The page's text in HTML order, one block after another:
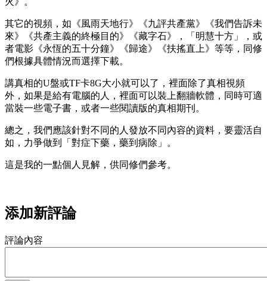
其它的視頻，如《風雨天地行》《九評共產黨》《我們告訴未
來》《共產主義的終極目的》《藏字石》，「明慧十方」，或
者電影《永恆的五十分鐘》《歸途》《扶搖直上》等等，同修
們根據具體情況而選擇下載。
講真相的U盤或TF卡8G大小就可以了，裡面除了真相視頻
外，如果是給有電腦的人，裡面可以裝上翻牆軟體，同時可適
當裝一些電子書，或者一些閱讀版的真相期刊。
總之，我們應該針對不同的人發放不同內容的資料，要靈活自
如，力爭做到「對症下藥，藥到病除」。
這是我的一點個人見解，供同修們參考。
添加新評論
評論內容